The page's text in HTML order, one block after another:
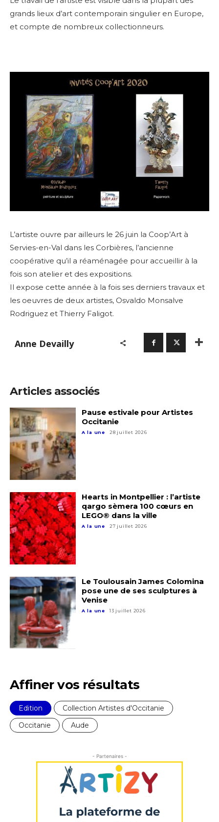
Adresse email*
Nom
Prénom
Statut / Organisation
J'accepte lestermes et conditions
* Champ obligatoire
Adresse email*
Nom
Prénom
Statut / Organisation
* Champ obligatoire
grands lieux d’art contemporain singulier en Europe,
et compte de nombreux collectionneurs.
L’artiste ouvre par ailleurs le 26 juin la Coop’Art à
Servies-en-Val dans les Corbières, l’ancienne
coopérative qu’il a réaménagée pour accueillir à la
fois son atelier et des expositions.
Il expose cette année à la fois ses derniers travaux et
les oeuvres de deux artistes, Osvaldo Monsalve
Rodriguez et Thierry Faligot.
Anne Devailly
Articles associés
Pause estivale pour Artistes
Occitanie
A la une 28 juillet 2026
Hearts in Montpellier : l’artiste
qargo sèmera 100 cœurs en
LEGO® dans la ville
A la une 27 juillet 2026
Le Toulousain James Colomina
pose une de ses sculptures à
Venise
A la une 13 juillet 2026
Affiner vos résultats
Edition
Collection Artistes d'Occitanie
Occitanie
Aude
- Partenaires -